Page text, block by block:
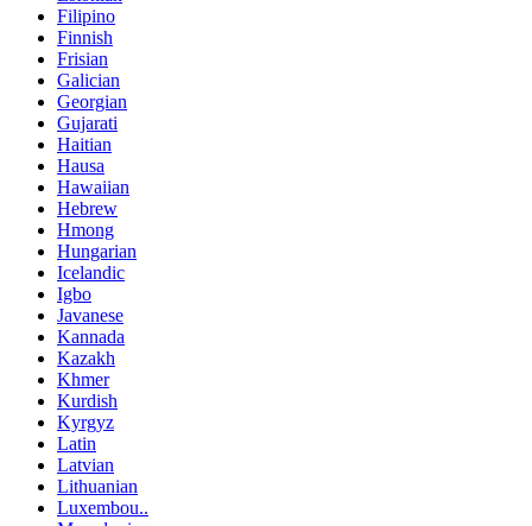
Filipino
Finnish
Frisian
Galician
Georgian
Gujarati
Haitian
Hausa
Hawaiian
Hebrew
Hmong
Hungarian
Icelandic
Igbo
Javanese
Kannada
Kazakh
Khmer
Kurdish
Kyrgyz
Latin
Latvian
Lithuanian
Luxembou..